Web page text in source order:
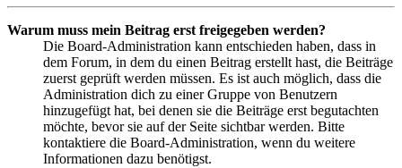
Warum muss mein Beitrag erst freigegeben werden?
Die Board-Administration kann entschieden haben, dass in
dem Forum, in dem du einen Beitrag erstellt hast, die Beiträge
zuerst geprüft werden müssen. Es ist auch möglich, dass die
Administration dich zu einer Gruppe von Benutzern
hinzugefügt hat, bei denen sie die Beiträge erst begutachten
möchte, bevor sie auf der Seite sichtbar werden. Bitte
kontaktiere die Board-Administration, wenn du weitere
Informationen dazu benötigst.